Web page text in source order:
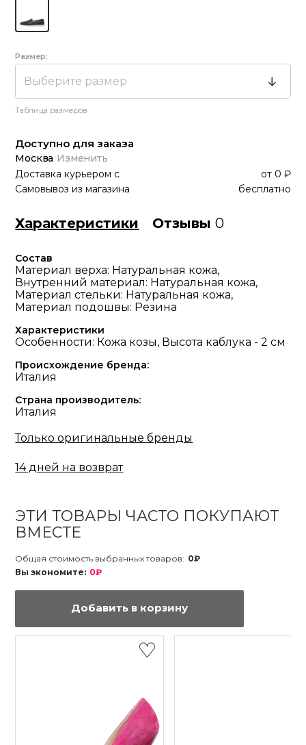
Размер:
Выберите размер
Таблица размеров
Доступно для заказа
Москва Изменить
Доставка курьером с от 0 ₽
Самовывоз из магазина
бесплатно
Характеристики Отзывы0
Состав
Материал верха: Натуральная кожа,
Внутренний материал: Натуральная кожа,
Материал стельки: Натуральная кожа,
Материал подошвы: Резина
Характеристики
Особенности: Кожа козы, Высота каблука - 2 см
Происхождение бренда:
Италия
Страна производитель:
Италия
Только оригинальные бренды
14 дней на возврат
ЭТИ ТОВАРЫ ЧАСТО ПОКУПАЮТ
ВМЕСТЕ
Общая стоимость выбранных товаров: 0₽
Вы экономите: 0₽
Добавить в корзину